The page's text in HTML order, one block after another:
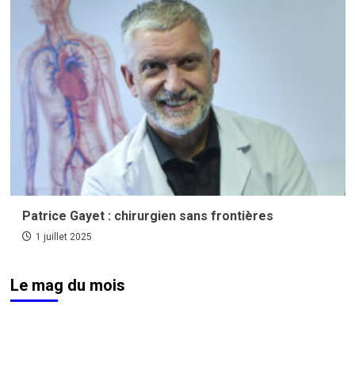
Patrice Gayet : chirurgien sans frontières
1 juillet 2025
Le mag du mois